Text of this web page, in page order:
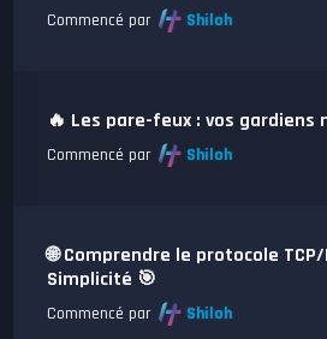
Commencé par Shiloh
🔥 Les pare-feux : vos
Commencé par Shiloh
🌐 Comprendre le protocole
Simplicité 🎯
Commencé par Shiloh